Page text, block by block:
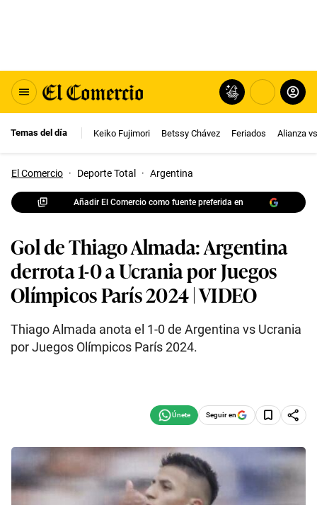
Temas del día Keiko Fujimori Betssy Chávez Feriados Alianza
El Comercio · Deporte Total · Argentina
Añadir El Comercio como fuente preferida en
Gol de Thiago Almada: Argentina
derrota 1-0 a Ucrania por Juegos
Olímpicos París 2024 | VIDEO
Thiago Almada anota el 1-0 de Argentina vs Ucrania
por Juegos Olímpicos París 2024.
Seguir en